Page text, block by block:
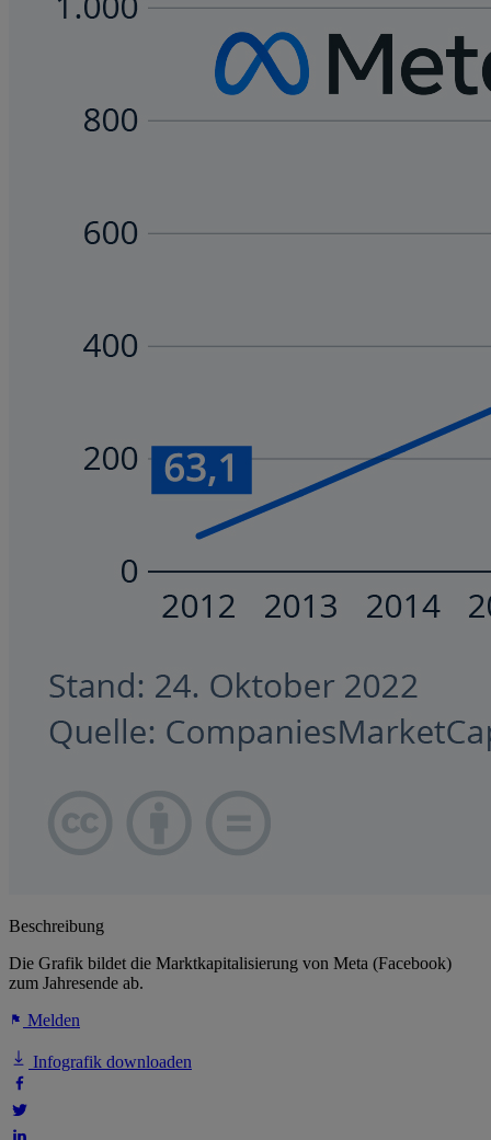
Beschreibung
Die Grafik bildet die Marktkapitalisierung von Meta (Facebook)
zum Jahresende ab.
Melden
Infografik downloaden